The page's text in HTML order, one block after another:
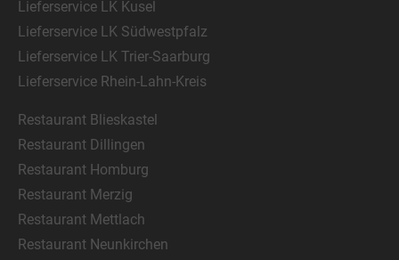
Lieferservice LK Kusel
Lieferservice LK Südwestpfalz
Lieferservice LK Trier-Saarburg
Lieferservice Rhein-Lahn-Kreis
Restaurant Blieskastel
Restaurant Dillingen
Restaurant Homburg
Restaurant Merzig
Restaurant Mettlach
Restaurant Neunkirchen